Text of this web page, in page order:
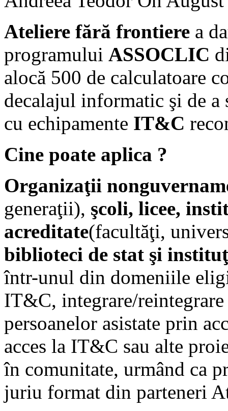
Ateliere fără frontiere a
programului ASSOCLIC
alocă 500 de calculatoare
decalajul informatic şi de
cu echipamente IT&C
Cine poate aplica ?
Organizaţii
generaţii), şcoli, licee,
acreditate(facultăţi,
biblioteci de stat şi
într-unul din domeniile
IT&C, integrare/
persoanelor asistate prin
acces la IT&C sau alte
în comunitate, urmând ca
juriu format din parteneri